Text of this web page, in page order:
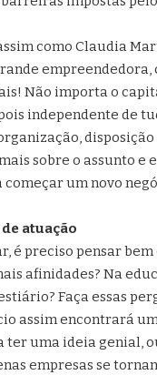
como Claudia
empreendedora,
Não importa o
independente de
disposição
sobre o assunto e
um novo
atuação
é preciso pensar
afinidades? Na
Faça essas
assim encontrará
ter uma ideia genial,
empresas se